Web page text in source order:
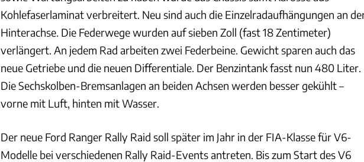
Kohlefaserlaminat verbreitert. Neu sind auch die Einzelradaufhängungen an
Hinterachse. Die Federwege wurden auf sieben Zoll (fast 18 Zentimeter)
verlängert. An jedem Rad arbeiten zwei Federbeine. Gewicht sparen auch das
neue Getriebe und die neuen Differentiale. Der Benzintank fasst nun 480 Liter.
Die Sechskolben-Bremsanlagen an beiden Achsen werden besser gekühlt –
vorne mit Luft, hinten mit Wasser.
Der neue Ford Ranger Rally Raid soll später im Jahr in der FIA-Klasse für V6-
Modelle bei verschiedenen Rally Raid-Events antreten. Bis zum Start des V6